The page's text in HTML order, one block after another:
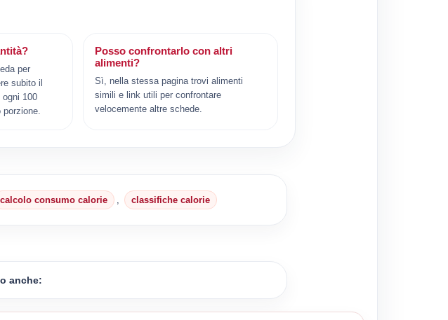
per
subito il
ogni 100
Posso confrontarlo con altri
alimenti?
Sì, nella stessa pagina trovi alimenti
simili e link utili per confrontare
velocemente altre schede.
calcolo consumo calorie classifiche calorie
anche: